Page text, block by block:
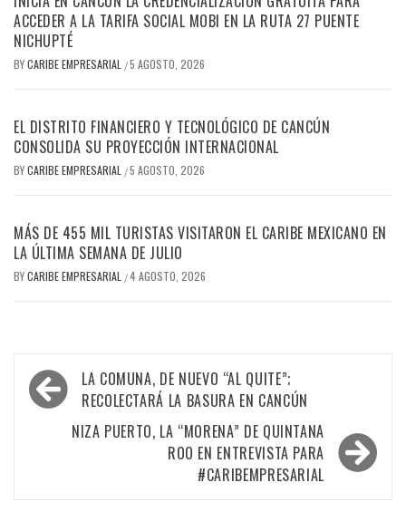
ACCEDER A LA TARIFA SOCIAL MOBI EN LA RUTA 27 PUENTE
NICHUPTÉ
BYCARIBE EMPRESARIAL /5 AGOSTO, 2026
EL DISTRITO FINANCIERO Y TECNOLÓGICO DE CANCÚN
CONSOLIDA SU PROYECCIÓN INTERNACIONAL
BYCARIBE EMPRESARIAL /5 AGOSTO, 2026
MÁS DE 455 MIL TURISTAS VISITARON EL CARIBE MEXICANO EN
LA ÚLTIMA SEMANA DE JULIO
BYCARIBE EMPRESARIAL /4 AGOSTO, 2026
Navegación
de
entradas
LA COMUNA, DE NUEVO “AL QUITE”;
RECOLECTARÁ LA BASURA EN CANCÚN
NIZA PUERTO, LA “MORENA” DE QUINTANA
ROO EN ENTREVISTA PARA
#CARIBEMPRESARIAL